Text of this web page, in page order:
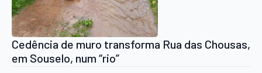
Cedência de muro transforma Rua das Chousas,
em Souselo, num “rio”